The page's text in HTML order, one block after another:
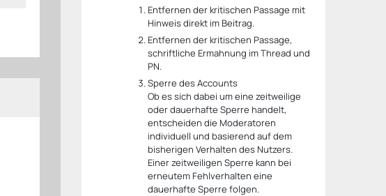
Entfernen der kritischen Passage mit
Hinweis direkt im Beitrag.
Entfernen der kritischen Passage,
schriftliche Ermahnung im Thread und
PN.
Sperre des Accounts
Ob es sich dabei um eine zeitweilige
oder dauerhafte Sperre handelt,
entscheiden die Moderatoren
individuell und basierend auf dem
bisherigen Verhalten des Nutzers.
Einer zeitweiligen Sperre kann bei
erneutem Fehlverhalten eine
dauerhafte Sperre folgen.